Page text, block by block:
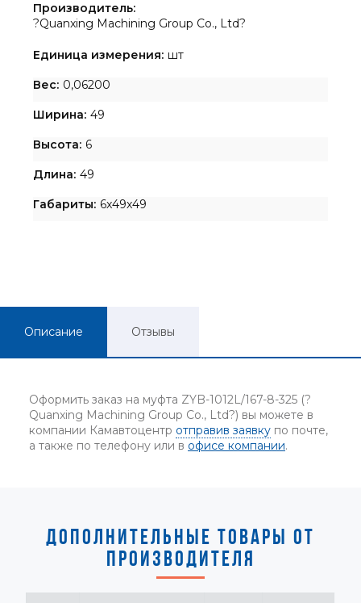
Производитель:
?Quanxing Machining Group Co., Ltd?
Единица измерения: шт
Вес: 0,06200
Ширина: 49
Высота: 6
Длина: 49
Габариты: 6x49x49
Описание Отзывы
Оформить заказ на муфта ZYB-1012L/167-8-325 (?
Quanxing Machining Group Co., Ltd?) вы можете в
компании Камавтоцентр отправив заявку по почте,
а также по телефону или в офисе компании.
ДОПОЛНИТЕЛЬНЫЕ ТОВАРЫ ОТ
ПРОИЗВОДИТЕЛЯ